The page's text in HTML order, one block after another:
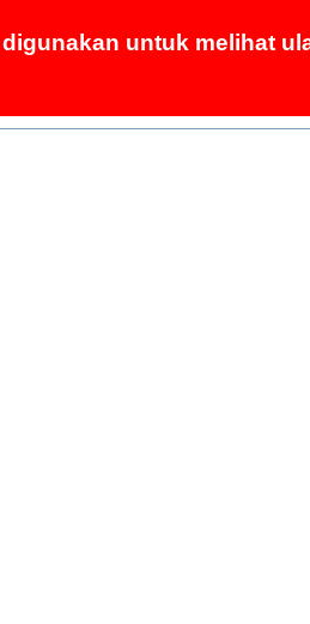
untuk melihat